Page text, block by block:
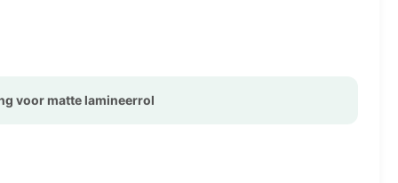
voor matte lamineerrol